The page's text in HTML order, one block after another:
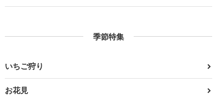
季節特集
いちご狩り
お花見